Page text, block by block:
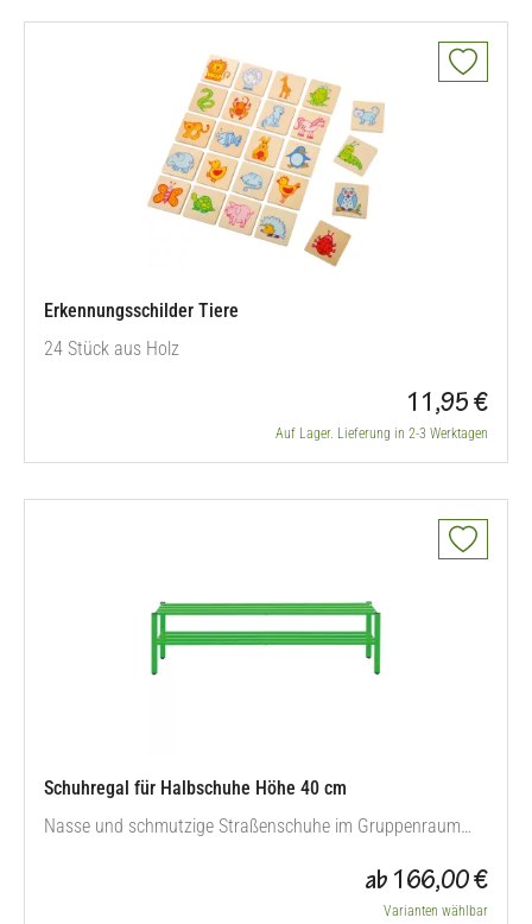
Erkennungsschilder Tiere
24 Stück aus Holz
11,95 €
Auf Lager. Lieferung in 2-3 Werktagen
Schuhregal für Halbschuhe Höhe 40 cm
Nasse und schmutzige Straßenschuhe im Gruppenraum
im Schuhregal, saubere Schuhe halten Ihre Räume
hygienisch! Die obere Fläche bietet eine praktische Sitzbank
ab 166,00 €
Varianten wählbar